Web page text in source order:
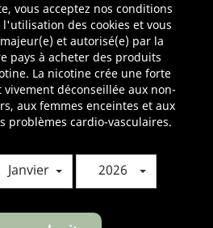
AU PANIER
vous acceptez nos conditions
des cookies et vous
et autorisé(e) par la
pays à acheter des produits
La nicotine crée une forte
vivement déconseillée aux non-
aux femmes enceintes et aux
problèmes cardio-vasculaires.
Janvier 2026